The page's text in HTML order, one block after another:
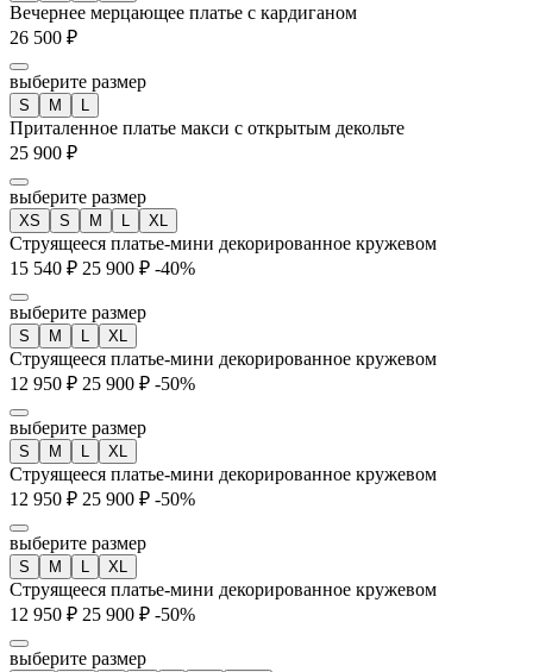
Вечернее мерцающее платье с кардиганом
26 500 ₽
выберите размер
S M L
Приталенное платье макси с открытым декольте
25 900 ₽
выберите размер
XS S M L XL
Струящееся платье-мини декорированное кружевом
15 540 ₽ 25 900 ₽ -40%
выберите размер
S M L XL
Струящееся платье-мини декорированное кружевом
12 950 ₽ 25 900 ₽ -50%
выберите размер
S M L XL
Струящееся платье-мини декорированное кружевом
12 950 ₽ 25 900 ₽ -50%
выберите размер
S M L XL
Струящееся платье-мини декорированное кружевом
12 950 ₽ 25 900 ₽ -50%
выберите размер